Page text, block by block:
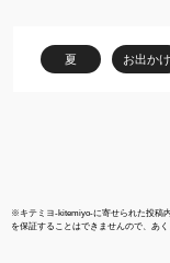
夏 お出かけ
※キテミヨ-kitemiyo-に寄せられた投稿
を保証することはできませんので、あ